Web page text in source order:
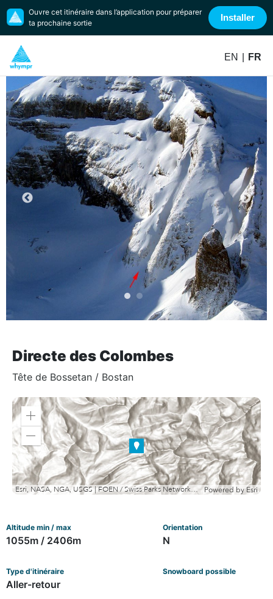
EN FR
Ouvre cet itinéraire dans l’application pour préparer
ta prochaine sortie
Installer
Directe des Colombes
Tête de Bossetan / Bostan
Zoom
Zoom
out
Esri, NASA, NGA, USGS | FOEN / Swiss Parks Network, swisstopo, Esri, TomTom, Garmin, METI/NASA, USGS Powered by Esri
Altitude min / max
1055m / 2406m
Orientation
N
Type d'itinéraire
Aller-retour
Snowboard possible